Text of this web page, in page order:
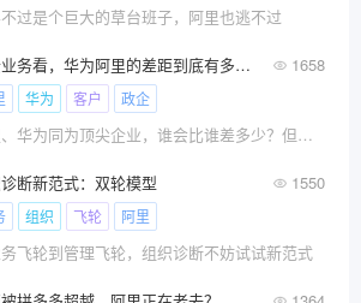
过是个巨大的草台班子，阿里也逃不过
从云业务看，华为阿里的差距到底有多大？ 1658
华为 客户 政企
阿里、华为同为顶尖企业，谁会比谁差多少？但事实是，差距还不小。阿里该如何奋起直追？
断新范式：双轮模型 1550
组织 飞轮 阿里
飞轮到管理飞轮，组织诊断不妨试试新范式